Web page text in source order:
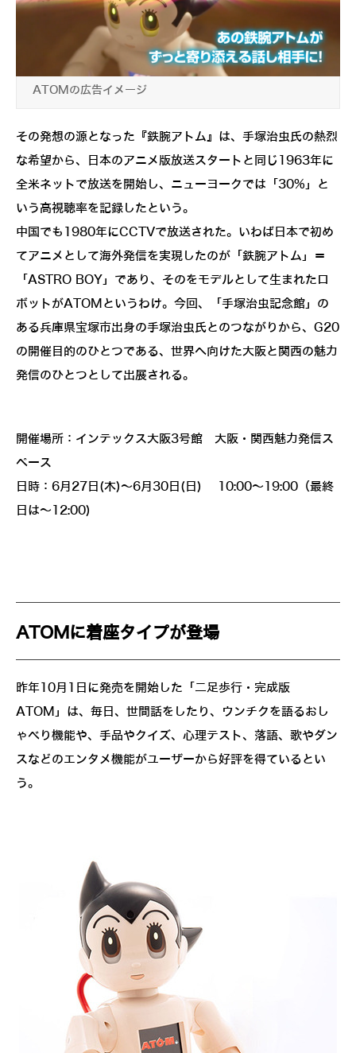
ATOMの広告イメージ
その発想の源となった『鉄腕アトム』は、手塚治虫氏の熱烈
な希望から、日本のアニメ版放送スタートと同じ1963年に
全米ネットで放送を開始し、ニューヨークでは「30%」と
いう高視聴率を記録したという。
中国でも1980年にCCTVで放送された。いわば日本で初め
てアニメとして海外発信を実現したのが「鉄腕アトム」＝
「ASTRO BOY」であり、そのをモデルとして生まれたロ
ボットがATOMというわけ。今回、「手塚治虫記念館」の
ある兵庫県宝塚市出身の手塚治虫氏とのつながりから、G20
の開催目的のひとつである、世界へ向けた大阪と関西の魅力
発信のひとつとして出展される。
開催場所：インテックス大阪3号館 大阪・関西魅力発信ス
ペース
日時：6月27日(木)～6月30日(日) 10:00～19:00（最終
日は～12:00)
ATOMに着座タイプが登場
昨年10月1日に発売を開始した「二足歩行・完成版
ATOM」は、毎日、世間話をしたり、ウンチクを語るおし
ゃべり機能や、手品やクイズ、心理テスト、落語、歌やダン
スなどのエンタメ機能がユーザーから好評を得ているとい
う。